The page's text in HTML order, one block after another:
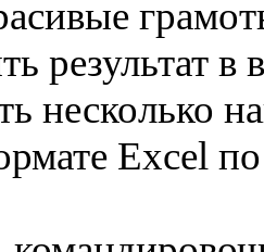
результат
несколько
Excel